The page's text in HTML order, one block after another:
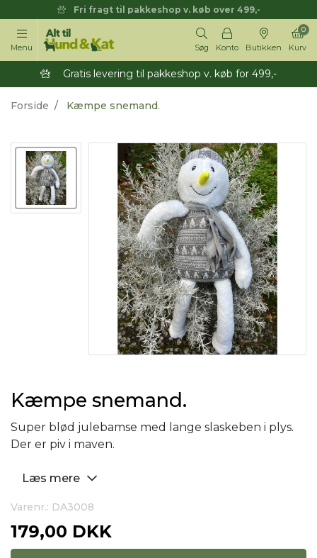
Fri fragt til pakkeshop v. køb over 499,-
Menu Søg Konto Butikken Kurv
0
Gratis levering til pakkeshop v. køb for 499,-
Forside Kæmpe snemand.
Kæmpe snemand.
Super blød julebamse med lange slaskeben i plys.
Der er piv i maven.
Læs mere
Varenr.: DA3008
179,00 DKK